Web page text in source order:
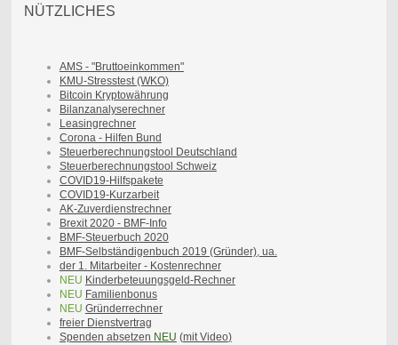
NÜTZLICHES
AMS - "Bruttoeinkommen"
KMU-Stresstest (WKO)
Bitcoin Kryptowährung
Bilanzanalyserechner
Leasingrechner
Corona - Hilfen Bund
Steuerberechnungstool Deutschland
Steuerberechnungstool Schweiz
COVID19-Hilfspakete
COVID19-Kurzarbeit
AK-Zuverdienstrechner
Brexit 2020 - BMF-Info
BMF-Steuerbuch 2020
BMF-Selbständigenbuch 2019 (Gründer), ua.
der 1. Mitarbeiter - Kostenrechner
NEU Kinderbeteuungsgeld-Rechner
NEU Familienbonus
NEU Gründerrechner
freier Dienstvertrag
Spenden absetzen NEU (mit Video)